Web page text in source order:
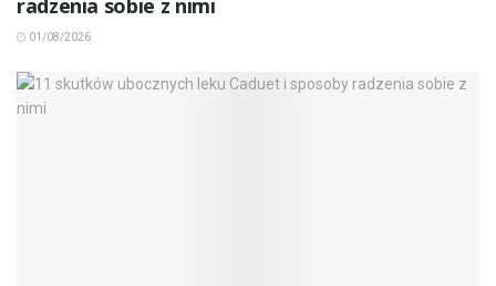
radzenia sobie z nimi
01/08/2026